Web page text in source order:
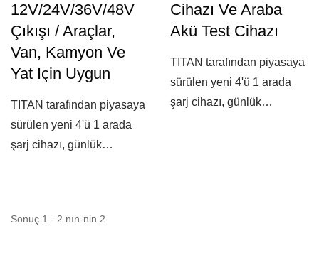
12V/24V/36V/48V
Çıkışı / Araçlar,
Van, Kamyon Ve
Yat Için Uygun
TITAN tarafından piyasaya
sürülen yeni 4'ü 1 arada
şarj cihazı, günlük
Cihazı Ve Araba
Akü Test Cihazı
TITAN tarafından piyasaya
sürülen yeni 4'ü 1 arada
şarj cihazı, günlük
Sonuç 1 - 2 nın-nin 2